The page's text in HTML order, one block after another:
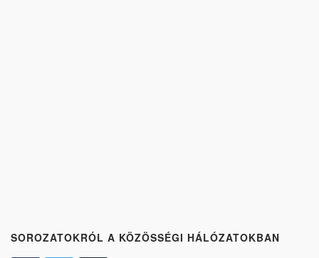
SOROZATOKRÓL A KÖZÖSSÉGI HÁLÓZATOKBAN